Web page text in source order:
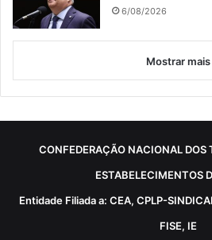
6/08/2026
Mostrar mais
CONFEDERAÇÃO NACIONAL DOS
ESTABELECIMENTOS
Entidade Filiada a: CEA, CPLP-
FISE, IE